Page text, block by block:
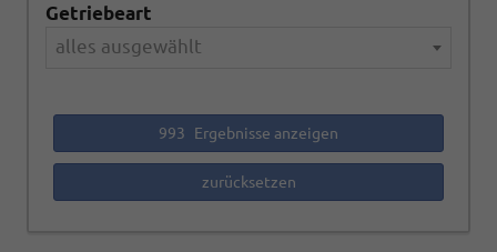
Getriebeart
alles ausgewählt
993 Ergebnisse anzeigen
zurücksetzen